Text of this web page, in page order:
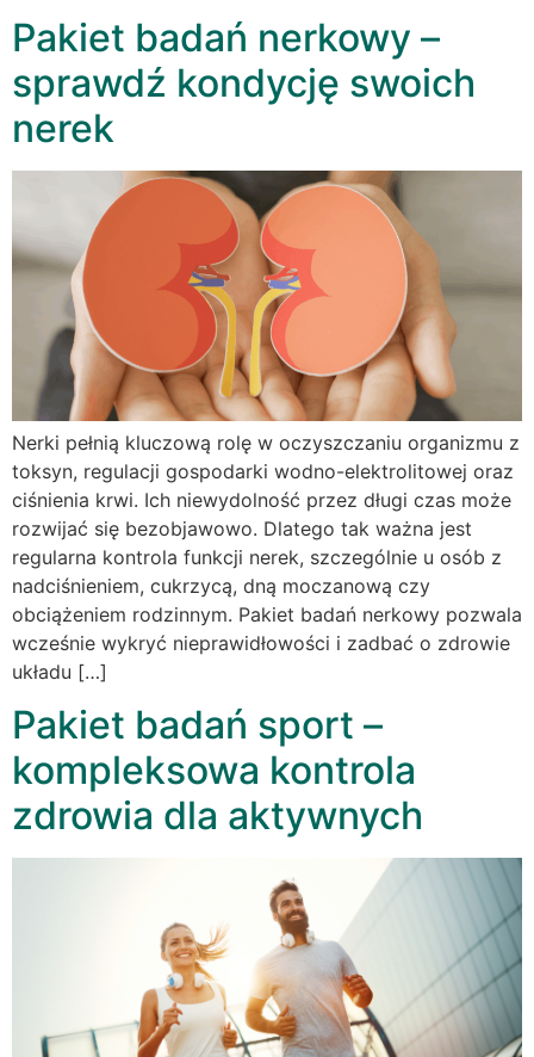
Pakiet badań nerkowy –
sprawdź kondycję swoich
nerek
Nerki pełnią kluczową rolę w oczyszczaniu organizmu z
toksyn, regulacji gospodarki wodno-elektrolitowej oraz
ciśnienia krwi. Ich niewydolność przez długi czas może
rozwijać się bezobjawowo. Dlatego tak ważna jest
regularna kontrola funkcji nerek, szczególnie u osób z
nadciśnieniem, cukrzycą, dną moczanową czy
obciążeniem rodzinnym. Pakiet badań nerkowy pozwala
wcześnie wykryć nieprawidłowości i zadbać o zdrowie
układu […]
Pakiet badań sport –
kompleksowa kontrola
zdrowia dla aktywnych